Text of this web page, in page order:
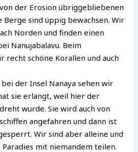
der Erosion übriggebliebenen
Berge sind üppig bewachsen. Wir
Norden und finden einen
Nanujabalavu. Beim
recht schöne Korallen und auch
bei der Insel Nanaya sehen wir
sie erlangt, weil hier der
wurde. Sie wird auch von
angefahren und dann ist
Wir sind aber alleine und
Paradies mit niemandem teilen.